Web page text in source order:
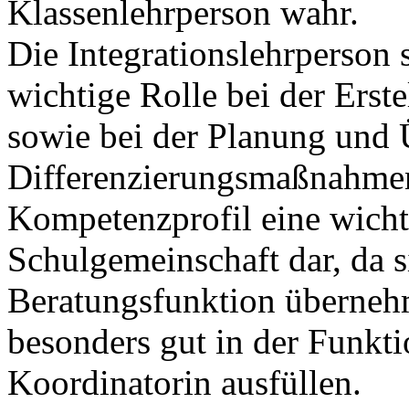
Klassenlehrperson wahr.
Die Integrationslehrperson
wichtige Rolle bei der
sowie bei der Planung und
Kompetenzprofil eine
Schulgemeinschaft dar, da
Beratungsfunktion
besonders gut in der
Koordinatorin ausfüllen.